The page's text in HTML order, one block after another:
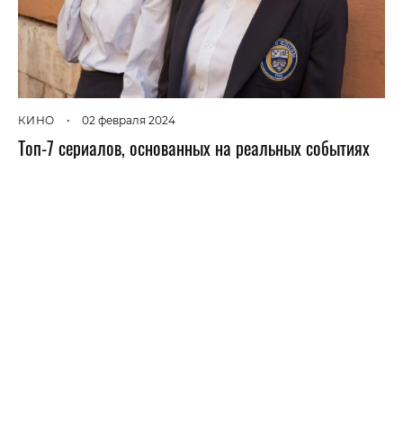
КИНО • 02 февраля 2024
Топ-7 сериалов, основанных на реальных событиях